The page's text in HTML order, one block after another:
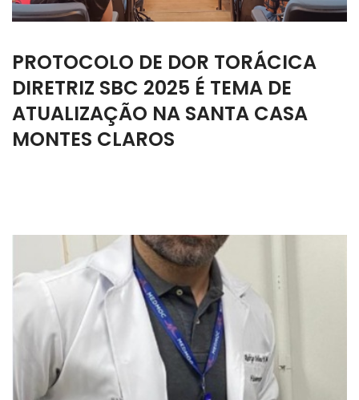
PROTOCOLO DE DOR TORÁCICA
DIRETRIZ SBC 2025 É TEMA DE
ATUALIZAÇÃO NA SANTA CASA
MONTES CLAROS